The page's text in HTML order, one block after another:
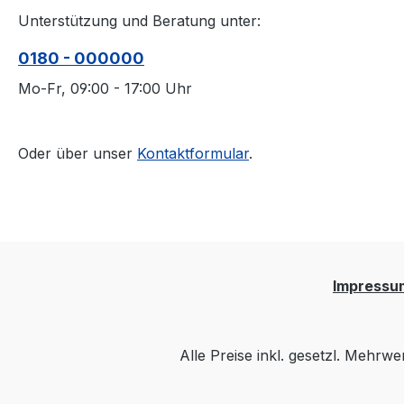
Unterstützung und Beratung unter:
0180 - 000000
Mo-Fr, 09:00 - 17:00 Uhr
Oder über unser Kontaktformular.
Alle Preise inkl. gesetzl.